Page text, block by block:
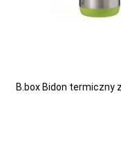
B.box Bidon termiczny